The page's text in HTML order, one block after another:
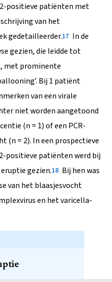
2-positieve patiënten met
van het
gedetailleerder.17 In de
gezien, die leidde tot
met prominente
Bij 1 patiënt
van een virale
niet worden aangetoond
(n = 1) of een PCR-
(n = 2). In een prospectieve
positieve patiënten werd bij
gezien.18 Bij hen was
van het blaasjesvocht
en het varicella-